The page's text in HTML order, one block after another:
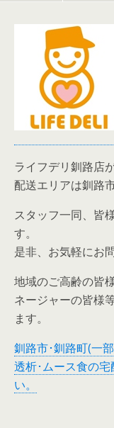
ライフデリ釧路店
配送エリアは釧路
スタッフ一同、皆
す。
是非、お気軽にお
地域のご高齢の皆
ネージャーの皆様
ます。
釧路市･釧路町(一
透析･ムース食の
い。